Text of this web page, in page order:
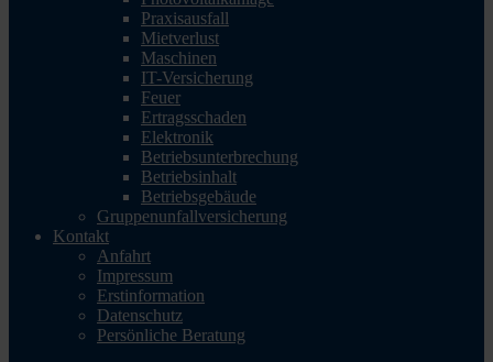
Praxisausfall
Mietverlust
Maschinen
IT-Versicherung
Feuer
Ertragsschaden
Elektronik
Betriebsunterbrechung
Betriebsinhalt
Betriebsgebäude
Gruppenunfallversicherung
Kontakt
Anfahrt
Impressum
Erstinformation
Datenschutz
Persönliche Beratung